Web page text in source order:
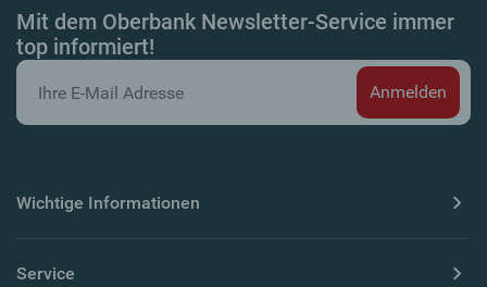
Mit dem Oberbank Newsletter-Service immer
top informiert!
Wichtige Informationen
Service